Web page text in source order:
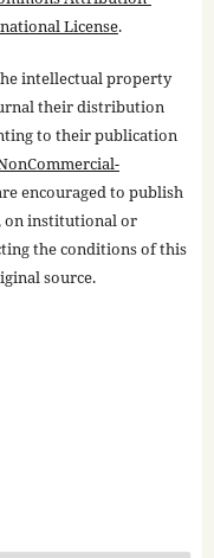
License.
intellectual property
their distribution
to their publication
encouraged to publish
on institutional or
the conditions of this
source.